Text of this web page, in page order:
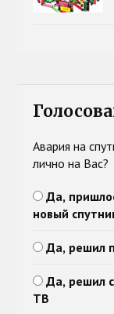
Авария на
лично на Вас?
Да,
новый
Да, решил
Да, решил
ТВ